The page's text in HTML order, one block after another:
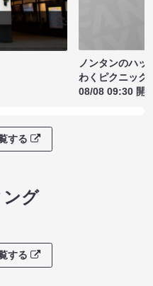
ノンタンのハッ
わくピクニック
08/08 09:30 開
する
グ
する